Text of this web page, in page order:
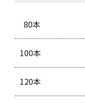
80本
100本
120本